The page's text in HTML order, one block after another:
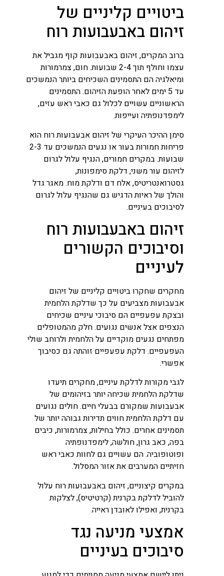
ביטויים קליניים של
זיהום באבעבועות רוח
ברוב המקרים, זיהום באבעבועות קוף מגביל את
עצמו וחולף תוך 2-4 שבועות. חום, צמרמורות
ומיאלגיה הם התסמינים השכיחים ביותר הנמשכים
עד 5 ימים לאחר הופעת הזיהום. התסמינים
הראשוניים עשויים לכלול גם כאבי ראש עזים,
לימפדנופתיה ועייפות.
סימן ההיכר העיקרי של זיהום אבעבועות רוח הוא
פריחות חמורות בעור או נגעים הנמשכים עד 2-3
שבועות. במקרים חמורים, הנגיף עלול לגרום
לזיהום עור משני, דלקת סימפונות,
גסטרואנטריטיס, אלח דם ודלקת מוח. מאגר גדל
והולך של ראיות הדגיש גם שהנגיף עלול לגרום
לסיבוכים בעיניים.
זיהום באבעבועות רוח
וסיבוכים הקשורים
לעיניים
מחקרים שחקרו ביטויים קליניים של זיהום
אבעבועות מצביעים על כך שדלקת הלחמית
ובצקת עפעפיים הם סיבוכי עיניים שכיחים
הנצפים אצל אנשים נגועים. חלק מהמטופלים
מפתחים נגעים מוקדיים על הלחמית ולרוחב שולי
העפעפיים. דלקת עפעפיים זוהתה גם כסיבוך
אפשרי.
לגבי מקורות לדלקת עיניים, מחקרים תיעדו
שדלקת הלחמית שכיחה יותר בזיהומים של
אבעבועות שמקורם בבעלי חיים. חולים נגועים
עם דלקת הלחמית חווים תדירות גבוהה יותר של
תסמינים אחרים. כולל בחילות, צמרמורות, כיבים
בפה, כאב גרון, חולשה, לימפדנופתיה
ופוטופוביה. הם עשויים גם לחוות כאבי ראש
חזיתיים המערבים את אזור המסלול.
במקרים קיצוניים, זיהום באבעבועות רוח עלול
להוביל לדלקת בקרנית (קרטיטיס), לצלקות
בקרנית, ואפילו לאובדן ראייה.
אמצעי מניעה נגד
סיבוכים בעיניים